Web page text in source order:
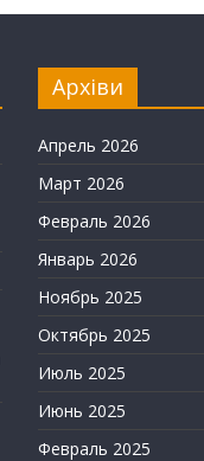
Архіви
Апрель 2026
Март 2026
Февраль 2026
Январь 2026
Ноябрь 2025
Октябрь 2025
Июль 2025
Июнь 2025
Февраль 2025